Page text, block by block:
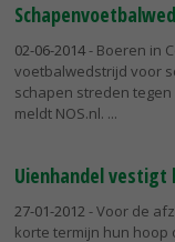
02-06-2014- Boeren in
voetbalwedstrijd voor
schapen streden
meldt NOS.nl.
Uienhandel vestigt
27-01-2012 - Voor de
korte termijn hun hoop